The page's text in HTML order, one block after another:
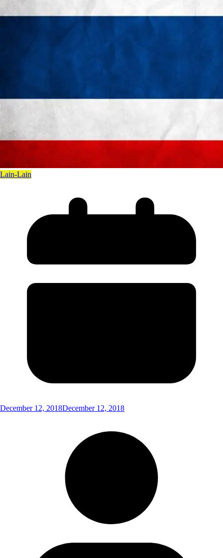
Lain-Lain
December 12, 2018December 12, 2018